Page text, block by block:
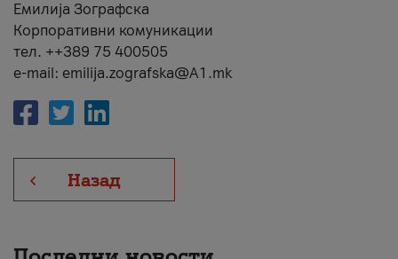
Емилија Зографска
Корпоративни комуникации
тел. ++389 75 400505
e-mail: emilija.zografska@A1.mk
Назад